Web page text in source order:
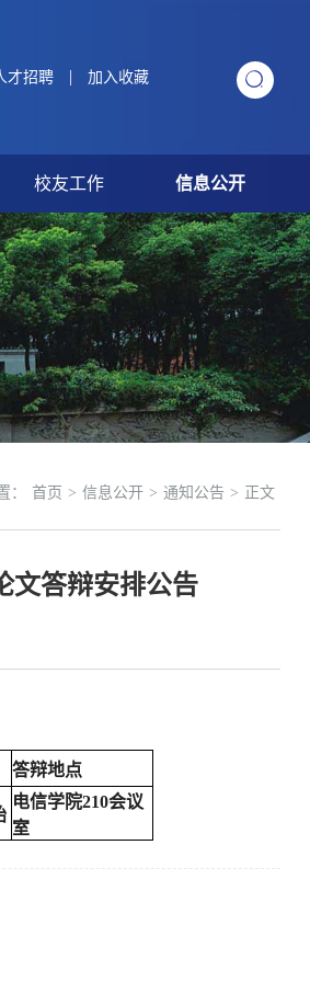
才招聘 | 加入收藏
校友工作 信息公开
： 首页 > 信息公开 > 通知公告 > 正文
文答辩安排公告
答辩地点
电信学院210会议
室